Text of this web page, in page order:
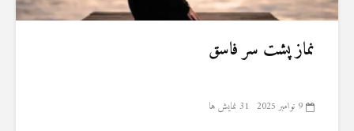
نماز پشت سر فاسق
9 نوامبر 2025 31 نمایش ها